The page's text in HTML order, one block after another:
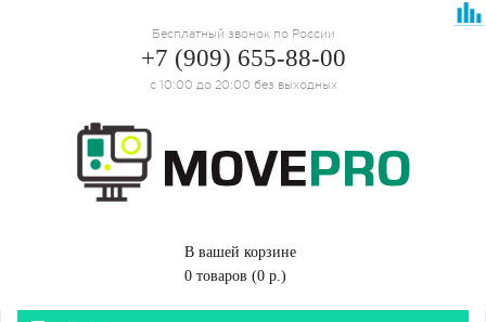
Бесплатный звонок по России
+7 (909) 655-88-00
с 10:00 до 20:00 без выходных
В вашей корзине
0 товаров (0 р.)